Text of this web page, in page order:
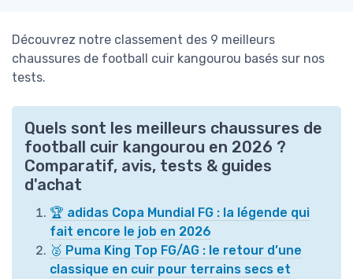
Découvrez notre classement des 9 meilleurs
chaussures de football cuir kangourou basés sur nos
tests.
Quels sont les meilleurs chaussures de
football cuir kangourou en 2026 ?
Comparatif, avis, tests & guides
d'achat
🏆 adidas Copa Mundial FG : la légende qui
fait encore le job en 2026
🥈 Puma King Top FG/AG : le retour d’une
classique en cuir pour terrains secs et